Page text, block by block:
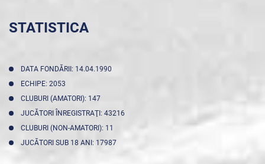
STATISTICA
DATA FONDĂRII: 14.04.1990
ECHIPE: 2053
CLUBURI (AMATORI): 147
JUCĂTORI ÎNREGISTRAŢI: 43216
CLUBURI (NON-AMATORI): 11
JUCĂTORI SUB 18 ANI: 17987